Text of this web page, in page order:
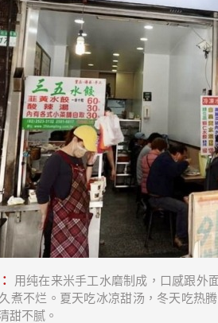
用纯在来米手工水磨制成，口感跟外
煮不烂。夏天吃冰凉甜汤，冬天吃热
甜不腻。